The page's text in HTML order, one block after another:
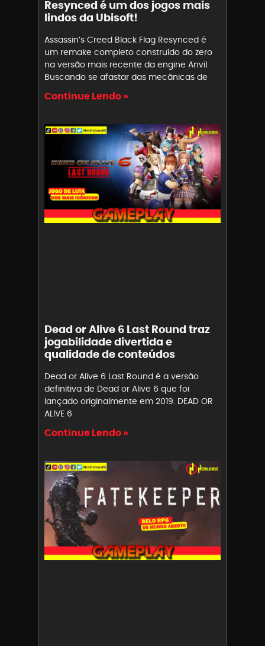
Resynced é um dos jogos mais
lindos da Ubisoft!
Assassin’s Creed Black Flag Resynced é
um remake completo construído do zero
na versão mais recente da engine Anvil.
Buscando se afastar das mecânicas de
Continue Lendo »
Dead or Alive 6 Last Round traz
jogabilidade divertida e
qualidade de conteúdos
Dead or Alive 6 Last Round é a versão
definitiva de Dead or Alive 6 que foi
lançado originalmente em 2019. DEAD OR
ALIVE 6
Continue Lendo »